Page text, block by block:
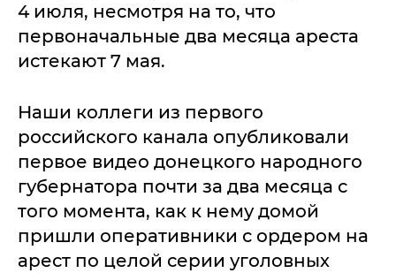
4 июля, несмотря на то, что
первоначальные два месяца ареста
истекают 7 мая.
Наши коллеги из первого
российского канала опубликовали
первое видео донецкого народного
губернатора почти за два месяца с
того момента, как к нему домой
пришли оперативники с ордером на
арест по целой серии уголовных